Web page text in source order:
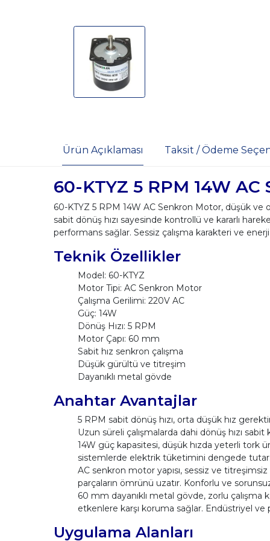
Ürün Açıklaması Taksit / Ödeme
60-KTYZ 5 RPM 14W
60-KTYZ 5 RPM 14W AC Senkron Motor, düşük ve
sabit dönüş hızı sayesinde kontrollü ve kararlı
performans sağlar. Sessiz çalışma karakteri ve
Teknik Özellikler
Model: 60-KTYZ
Motor Tipi: AC Senkron Motor
Çalışma Gerilimi: 220V AC
Güç: 14W
Dönüş Hızı: 5 RPM
Motor Çapı: 60 mm
Sabit hız senkron çalışma
Düşük gürültü ve titreşim
Dayanıklı metal gövde
Anahtar Avantajlar
5 RPM sabit dönüş hızı, orta düşük hız
Uzun süreli çalışmalarda dahi dönüş hızı
14W güç kapasitesi, düşük hızda yeterli tork
sistemlerde elektrik tüketimini dengede tutar.
AC senkron motor yapısı, sessiz ve
parçaların ömrünü uzatır. Konforlu ve
60 mm dayanıklı metal gövde, zorlu çalışma
etkenlere karşı koruma sağlar. Endüstriyel
Uygulama Alanları